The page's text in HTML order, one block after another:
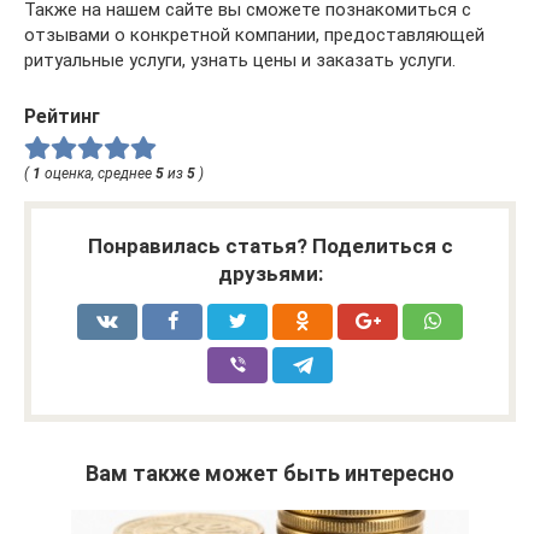
Также на нашем сайте вы сможете познакомиться с
отзывами о конкретной компании, предоставляющей
ритуальные услуги, узнать цены и заказать услуги.
Рейтинг
( 1 оценка, среднее 5 из 5 )
Понравилась статья? Поделиться с
друзьями:
Вам также может быть интересно